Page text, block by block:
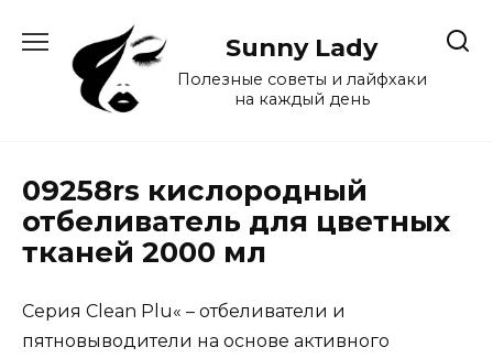
содержанию
Sunny Lady
Полезные советы и лайфхаки
на каждый день
09258rs кислородный
отбеливатель для цветных
тканей 2000 мл
Серия Clean Plu« – отбеливатели и
пятновыводители на основе активного